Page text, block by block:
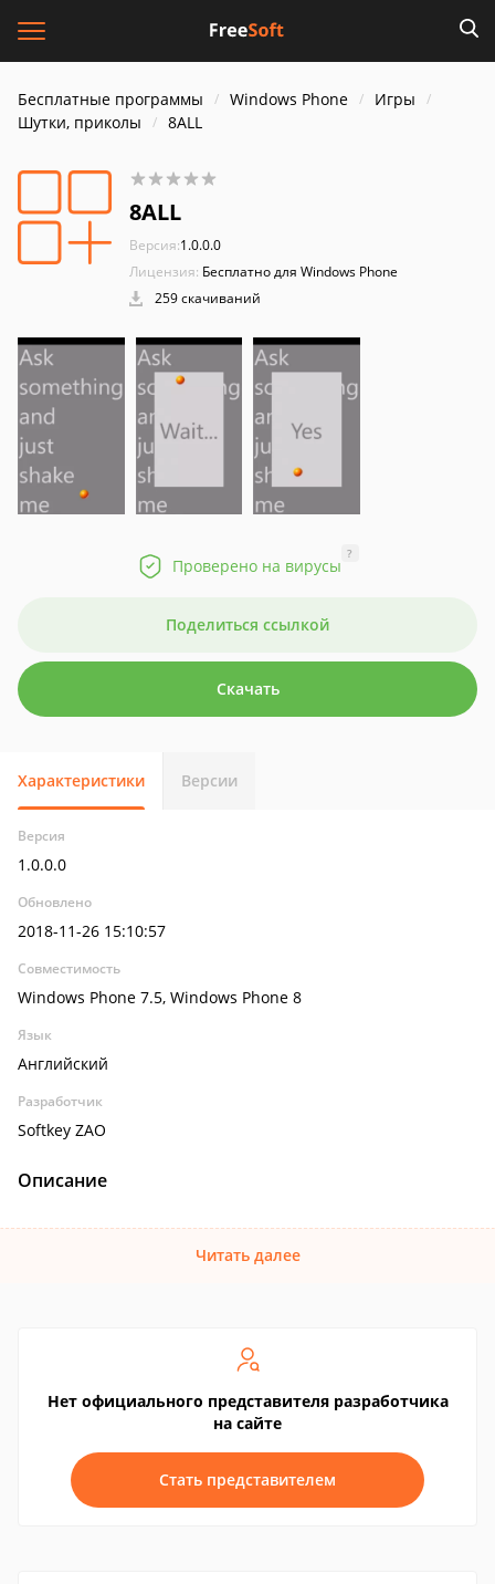
Бесплатные программы Windows Phone
Игры
Шутки, приколы
8ALL
8ALL
Версия:1.0.0.0
Лицензия: Бесплатно для Windows Phone
259 скачиваний
Проверено на вирусы
?
Поделиться ссылкой
Скачать
Характеристики Версии
Версия
1.0.0.0
Обновлено
2018-11-26 15:10:57
Совместимость
Windows Phone 7.5, Windows Phone 8
Язык
Английский
Разработчик
Softkey ZAO
Описание
Читать далее
Нет официального представителя разработчика
на сайте
Стать представителем